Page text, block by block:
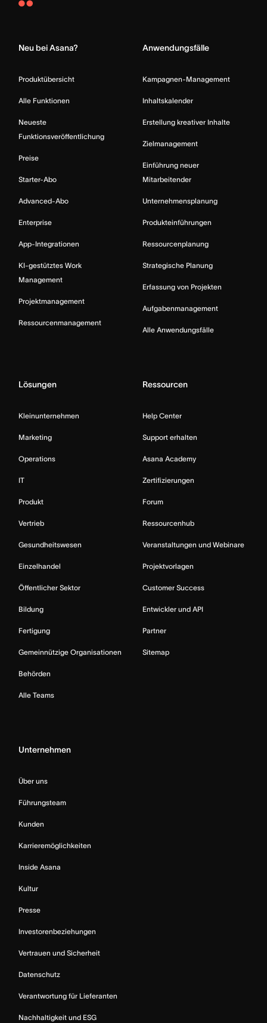
Asana
Neu bei Asana?
Produktübersicht
Alle Funktionen
Neueste
Funktionsveröffentlichung
Preise
Starter-Abo
Advanced-Abo
Enterprise
App-Integrationen
KI-gestütztes Work
Management
Projektmanagement
Ressourcenmanagement
Anwendungsfälle
Kampagnen-Management
Inhaltskalender
Erstellung kreativer Inhalte
Zielmanagement
Einführung neuer
Mitarbeitender
Unternehmensplanung
Produkteinführungen
Ressourcenplanung
Strategische Planung
Erfassung von Projekten
Aufgabenmanagement
Alle Anwendungsfälle
Lösungen
Kleinunternehmen
Marketing
Operations
IT
Produkt
Vertrieb
Gesundheitswesen
Einzelhandel
Öffentlicher Sektor
Bildung
Fertigung
Gemeinnützige Organisationen
Behörden
Alle Teams
Ressourcen
Help Center
Support erhalten
Asana Academy
Zertifizierungen
Forum
Ressourcenhub
Veranstaltungen und Webinare
Projektvorlagen
Customer Success
Entwickler und API
Partner
Sitemap
Unternehmen
Über uns
Führungsteam
Kunden
Karrieremöglichkeiten
Inside Asana
Kultur
Presse
Investorenbeziehungen
Vertrauen und Sicherheit
Datenschutz
Verantwortung für Lieferanten
Nachhaltigkeit und ESG